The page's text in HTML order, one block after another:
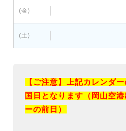
(金)
(土)
【ご注意】上記カレンダ
国日となります（岡山空
ーの前日）